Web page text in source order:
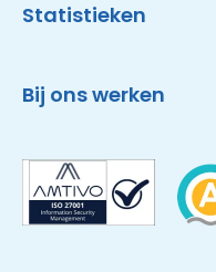
Statistieken
Bij ons werken